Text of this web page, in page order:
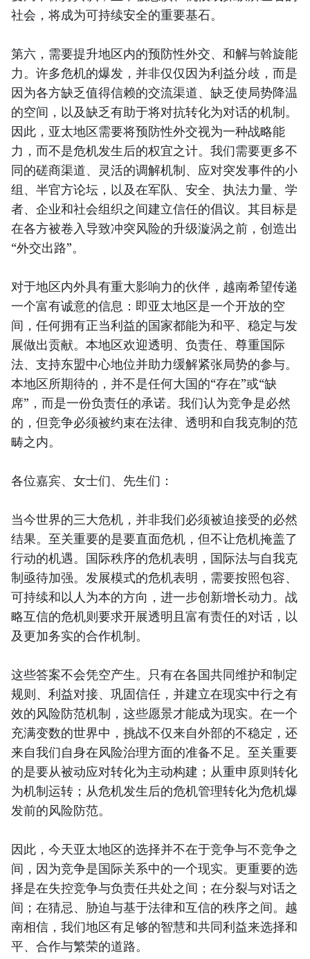
社会，将成为可持续安全的重要基石。
第六，需要提升地区内的预防性外交、和解与斡旋能
力。许多危机的爆发，并非仅仅因为利益分歧，而是
因为各方缺乏值得信赖的交流渠道、缺乏使局势降温
的空间，以及缺乏有助于将对抗转化为对话的机制。
因此，亚太地区需要将预防性外交视为一种战略能
力，而不是危机发生后的权宜之计。我们需要更多不
同的磋商渠道、灵活的调解机制、应对突发事件的小
组、半官方论坛，以及在军队、安全、执法力量、学
者、企业和社会组织之间建立信任的倡议。其目标是
在各方被卷入导致冲突风险的升级漩涡之前，创造出
“外交出路”。
对于地区内外具有重大影响力的伙伴，越南希望传递
一个富有诚意的信息：即亚太地区是一个开放的空
间，任何拥有正当利益的国家都能为和平、稳定与发
展做出贡献。本地区欢迎透明、负责任、尊重国际
法、支持东盟中心地位并助力缓解紧张局势的参与。
本地区所期待的，并不是任何大国的“存在”或“缺
席”，而是一份负责任的承诺。我们认为竞争是必然
的，但竞争必须被约束在法律、透明和自我克制的范
畴之内。
各位嘉宾、女士们、先生们：
当今世界的三大危机，并非我们必须被迫接受的必然
结果。至关重要的是要直面危机，但不让危机掩盖了
行动的机遇。国际秩序的危机表明，国际法与自我克
制亟待加强。发展模式的危机表明，需要按照包容、
可持续和以人为本的方向，进一步创新增长动力。战
略互信的危机则要求开展透明且富有责任的对话，以
及更加务实的合作机制。
这些答案不会凭空产生。只有在各国共同维护和制定
规则、利益对接、巩固信任，并建立在现实中行之有
效的风险防范机制，这些愿景才能成为现实。在一个
充满变数的世界中，挑战不仅来自外部的不稳定，还
来自我们自身在风险治理方面的准备不足。至关重要
的是要从被动应对转化为主动构建；从重申原则转化
为机制运转；从危机发生后的危机管理转化为危机爆
发前的风险防范。
因此，今天亚太地区的选择并不在于竞争与不竞争之
间，因为竞争是国际关系中的一个现实。更重要的选
择是在失控竞争与负责任共处之间；在分裂与对话之
间；在猜忌、胁迫与基于法律和互信的秩序之间。越
南相信，我们地区有足够的智慧和共同利益来选择和
平、合作与繁荣的道路。